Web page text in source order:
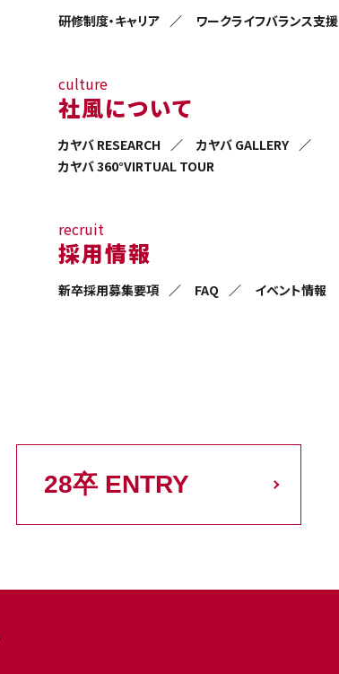
研修制度・キャリア ワークライフバランス支援
culture
社風について
カヤバ RESEARCH
カヤバ GALLERY
カヤバ 360°VIRTUAL TOUR
recruit
採用情報
新卒採用募集要項 FAQ イベント情報
28卒 ENTRY